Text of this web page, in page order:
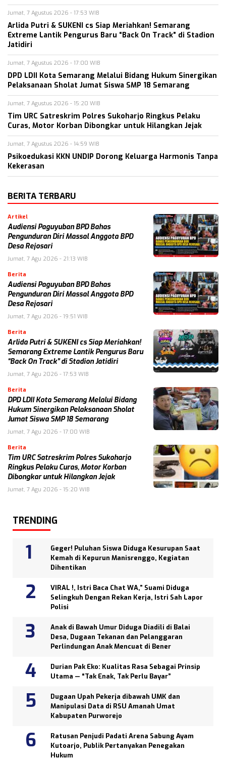
Jumat, 7 Agustus 2026 - 17:53 WIB
Arlida Putri & SUKENI cs Siap Meriahkan! Semarang
Extreme Lantik Pengurus Baru “Back On Track” di Stadion
Jatidiri
Jumat, 7 Agustus 2026 - 17:00 WIB
DPD LDII Kota Semarang Melalui Bidang Hukum Sinergikan
Pelaksanaan Sholat Jumat Siswa SMP 18 Semarang
Jumat, 7 Agustus 2026 - 15:20 WIB
Tim URC Satreskrim Polres Sukoharjo Ringkus Pelaku
Curas, Motor Korban Dibongkar untuk Hilangkan Jejak
Jumat, 7 Agustus 2026 - 14:59 WIB
Psikoedukasi KKN UNDIP Dorong Keluarga Harmonis Tanpa
Kekerasan
BERITA TERBARU
Artikel
Audiensi Paguyuban BPD Bahas
Pengunduran Diri Massal Anggota BPD
Desa Rejosari
Jumat, 7 Agu 2026 - 21:13 WIB
Berita
Audiensi Paguyuban BPD Bahas
Pengunduran Diri Massal Anggota BPD
Desa Rejosari
Jumat, 7 Agu 2026 - 19:51 WIB
Berita
Arlida Putri & SUKENI cs Siap Meriahkan!
Semarang Extreme Lantik Pengurus Baru
“Back On Track” di Stadion Jatidiri
Jumat, 7 Agu 2026 - 17:53 WIB
Berita
DPD LDII Kota Semarang Melalui Bidang
Hukum Sinergikan Pelaksanaan Sholat
Jumat Siswa SMP 18 Semarang
Jumat, 7 Agu 2026 - 17:00 WIB
Berita
Tim URC Satreskrim Polres Sukoharjo
Ringkus Pelaku Curas, Motor Korban
Dibongkar untuk Hilangkan Jejak
Jumat, 7 Agu 2026 - 15:20 WIB
TRENDING
Geger! Puluhan Siswa Diduga Kesurupan Saat
Kemah di Kepurun Manisrenggo, Kegiatan
Dihentikan
VIRAL !, Istri Baca Chat WA,” Suami Diduga
Selingkuh Dengan Rekan Kerja, Istri Sah Lapor
Polisi
Anak di Bawah Umur Diduga Diadili di Balai
Desa, Dugaan Tekanan dan Pelanggaran
Perlindungan Anak Mencuat di Bener
Durian Pak Eko: Kualitas Rasa Sebagai Prinsip
Utama — “Tak Enak, Tak Perlu Bayar”
Dugaan Upah Pekerja dibawah UMK dan
Manipulasi Data di RSU Amanah Umat
Kabupaten Purworejo
Ratusan Penjudi Padati Arena Sabung Ayam
Kutoarjo, Publik Pertanyakan Penegakan
Hukum